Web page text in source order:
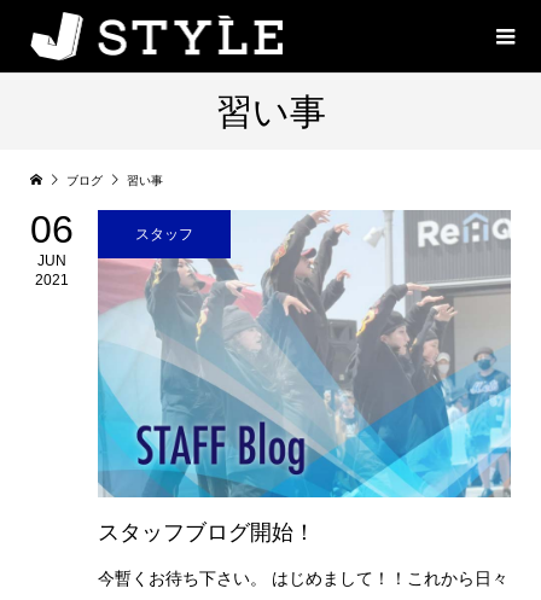
習い事
ブログ 習い事
06
JUN
2021
スタッフ
スタッフブログ開始！
今暫くお待ち下さい。 はじめまして！！これから日々